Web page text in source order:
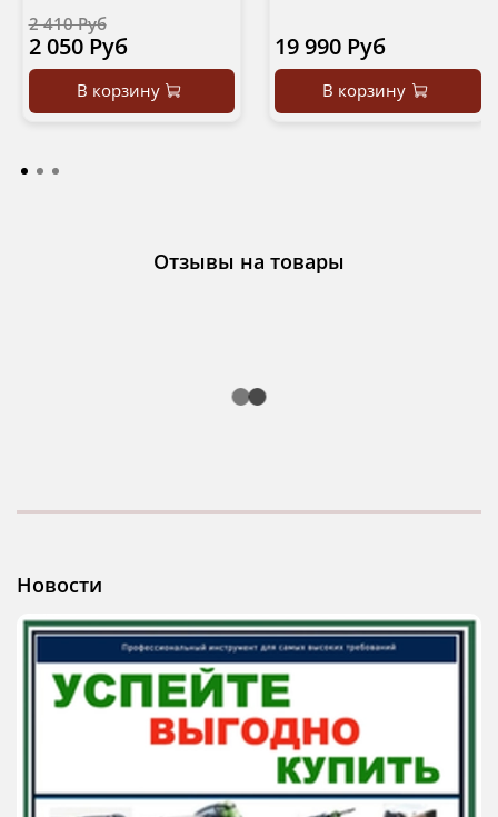
2 410 Руб
2 050 Руб
В корзину
19 990 Руб
В корзину
Отзывы на товары
Новости